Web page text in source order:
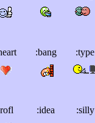
:bang :type
:idea :silly